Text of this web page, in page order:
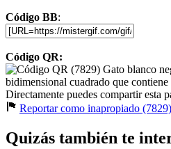
Código BB:
Código QR:
bidimensional cuadrado que
Directamente puedes compartir esta
Reportar como inapropiado (7829)
Quizás también te